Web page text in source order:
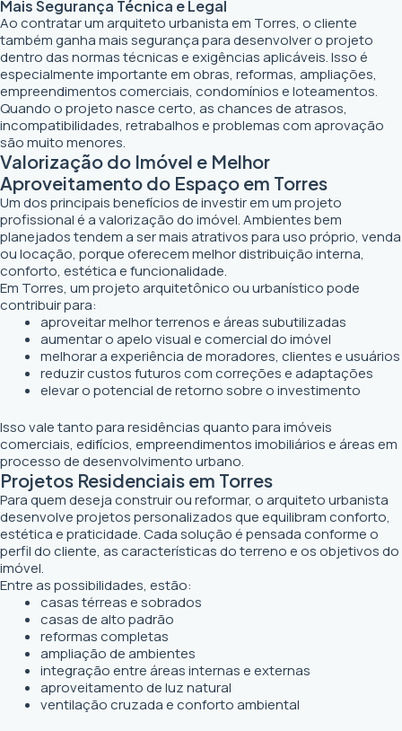
Mais Segurança Técnica e Legal
Ao contratar um arquiteto urbanista em Torres, o cliente
também ganha mais segurança para desenvolver o projeto
dentro das normas técnicas e exigências aplicáveis. Isso é
especialmente importante em obras, reformas, ampliações,
empreendimentos comerciais, condomínios e loteamentos.
Quando o projeto nasce certo, as chances de atrasos,
incompatibilidades, retrabalhos e problemas com aprovação
são muito menores.
Valorização do Imóvel e Melhor
Aproveitamento do Espaço em Torres
Um dos principais benefícios de investir em um projeto
profissional é a valorização do imóvel. Ambientes bem
planejados tendem a ser mais atrativos para uso próprio, venda
ou locação, porque oferecem melhor distribuição interna,
conforto, estética e funcionalidade.
Em Torres, um projeto arquitetônico ou urbanístico pode
contribuir para:
aproveitar melhor terrenos e áreas subutilizadas
aumentar o apelo visual e comercial do imóvel
melhorar a experiência de moradores, clientes e usuários
reduzir custos futuros com correções e adaptações
elevar o potencial de retorno sobre o investimento
Isso vale tanto para residências quanto para imóveis
comerciais, edifícios, empreendimentos imobiliários e áreas em
processo de desenvolvimento urbano.
Projetos Residenciais em Torres
Para quem deseja construir ou reformar, o arquiteto urbanista
desenvolve projetos personalizados que equilibram conforto,
estética e praticidade. Cada solução é pensada conforme o
perfil do cliente, as características do terreno e os objetivos do
imóvel.
Entre as possibilidades, estão:
casas térreas e sobrados
casas de alto padrão
reformas completas
ampliação de ambientes
integração entre áreas internas e externas
aproveitamento de luz natural
ventilação cruzada e conforto ambiental